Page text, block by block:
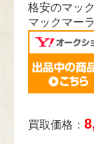
格安のマッ
マックマー
買取価格：